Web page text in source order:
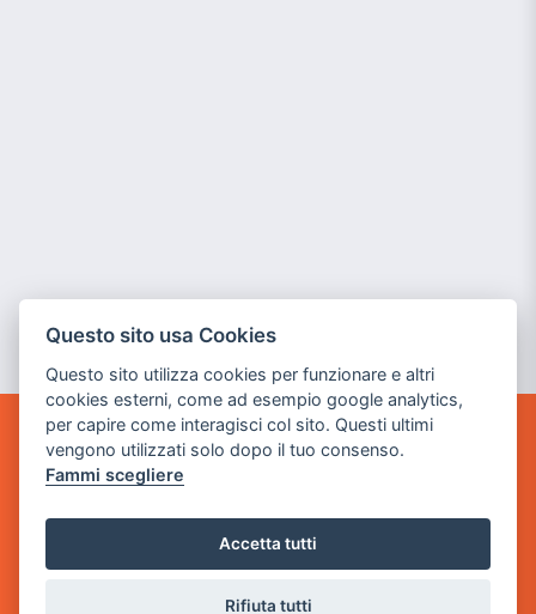
GAME WARP
BY POWER GAME SRL
Sede Legale
via Villaggio dei Platani, 3
- 25014 Castenedolo, Brescia
Questo sito usa Cookies
Questo sito utilizza cookies per funzionare e altri
cookies esterni, come ad esempio google analytics,
per capire come interagisci col sito. Questi ultimi
vengono utilizzati solo dopo il tuo consenso.
Fammi scegliere
Accetta tutti
Rifiuta tutti